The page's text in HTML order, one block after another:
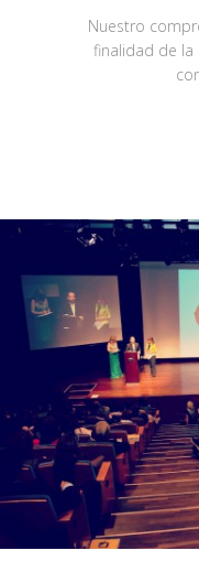
Nuestro
finalidad de